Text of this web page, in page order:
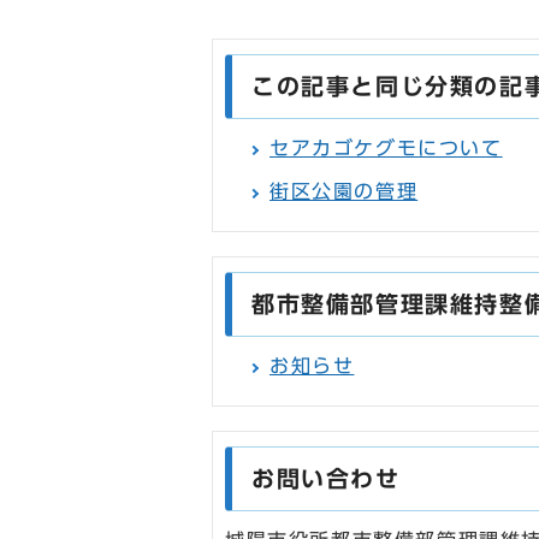
この記事と同じ分類の記
セアカゴケグモについて
街区公園の管理
都市整備部管理課維持整
お知らせ
お問い合わせ